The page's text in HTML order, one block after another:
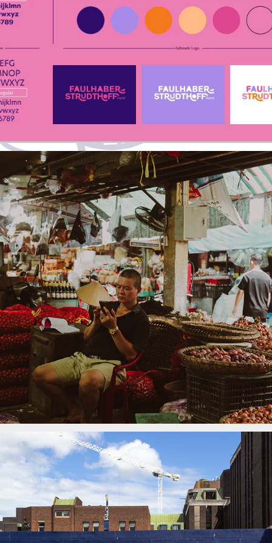
The smell of good food and motorcycles
Irland